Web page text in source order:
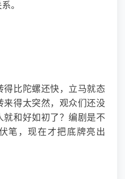
。
得比陀螺还快，立马就态
来得太突然，观众们还没
就和好如初了？编剧是不
笔，现在才把底牌亮出